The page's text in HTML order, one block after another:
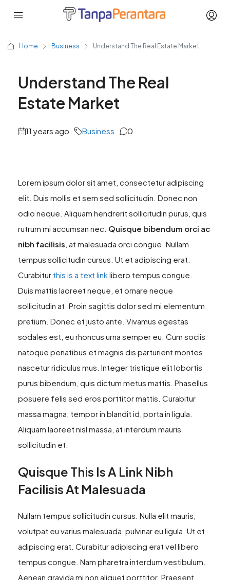
Home Business Understand The Real Estate Market
Understand The Real
Estate Market
11 years ago Business 0
Lorem ipsum dolor sit amet, consectetur adipiscing
elit. Duis mollis et sem sed sollicitudin. Donec non
odio neque. Aliquam hendrerit sollicitudin purus, quis
rutrum mi accumsan nec. Quisque bibendum orci ac
nibh facilisis , at malesuada orci congue. Nullam
tempus sollicitudin cursus. Ut et adipiscing erat.
Curabitur this is a text linklibero tempus congue.
Duis mattis laoreet neque, et ornare neque
sollicitudin at. Proin sagittis dolor sed mi elementum
pretium. Donec et justo ante. Vivamus egestas
sodales est, eu rhoncus urna semper eu. Cum sociis
natoque penatibus et magnis dis parturient montes,
nascetur ridiculus mus. Integer tristique elit lobortis
purus bibendum, quis dictum metus mattis. Phasellus
posuere felis sed eros porttitor mattis. Curabitur
massa magna, tempor in blandit id, porta in ligula.
Aliquam laoreet nisl massa, at interdum mauris
sollicitudin et.
Quisque This Is A Link Nibh
Facilisis At Malesuada
Nullam tempus sollicitudin cursus. Nulla elit mauris,
volutpat eu varius malesuada, pulvinar eu ligula. Ut et
adipiscing erat. Curabitur adipiscing erat vel libero
tempus congue. Nam pharetra interdum vestibulum.
Aenean gravida mi non aliquet porttitor. Praesent